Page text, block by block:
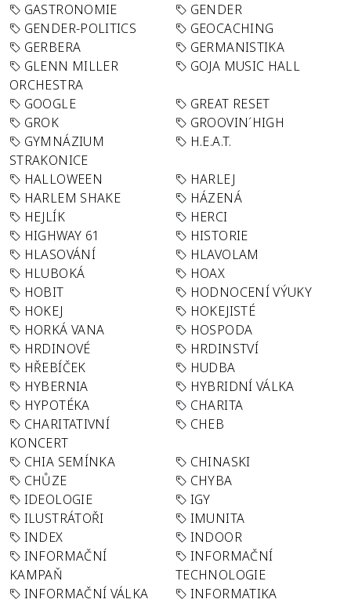
GASTRONOMIE
GENDER
GENDER-POLITICS
GEOCACHING
GERBERA
GERMANISTIKA
GLENN MILLER
ORCHESTRA
GOJA MUSIC HALL
GOOGLE
GREAT RESET
GROK
GROOVIN´HIGH
GYMNÁZIUM
STRAKONICE
H.E.A.T.
HALLOWEEN
HARLEJ
HARLEM SHAKE
HÁZENÁ
HEJLÍK
HERCI
HIGHWAY 61
HISTORIE
HLASOVÁNÍ
HLAVOLAM
HLUBOKÁ
HOAX
HOBIT
HODNOCENÍ VÝUKY
HOKEJ
HOKEJISTÉ
HORKÁ VANA
HOSPODA
HRDINOVÉ
HRDINSTVÍ
HŘEBÍČEK
HUDBA
HYBERNIA
HYBRIDNÍ VÁLKA
HYPOTÉKA
CHARITA
CHARITATIVNÍ
KONCERT
CHEB
CHIA SEMÍNKA
CHINASKI
CHŮZE
CHYBA
IDEOLOGIE
IGY
ILUSTRÁTOŘI
IMUNITA
INDEX
INDOOR
INFORMAČNÍ
KAMPAŇ
INFORMAČNÍ
TECHNOLOGIE
INFORMAČNÍ VÁLKA
INFORMATIKA